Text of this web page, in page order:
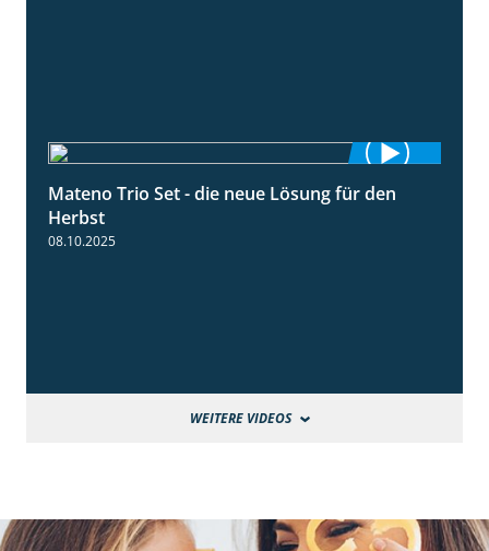
2:22
Mateno Trio Set - die neue Lösung für den
Herbst
08.10.2025
WEITERE VIDEOS